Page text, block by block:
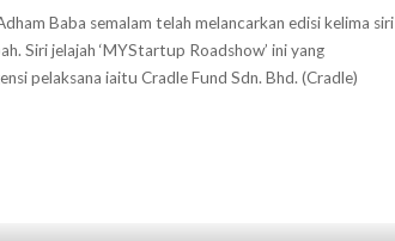
Baba semalam telah melancarkan edisi kelima siri
Siri jelajah ‘MYStartup Roadshow’ ini yang
pelaksana iaitu Cradle Fund Sdn. Bhd. (Cradle)